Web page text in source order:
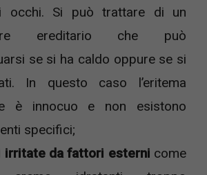
occhi. Si può trattare di un
ereditario che può
se si ha caldo oppure se si
In questo caso l’eritema
è innocuo e non esistono
specifici;
irritate da fattori esterni come